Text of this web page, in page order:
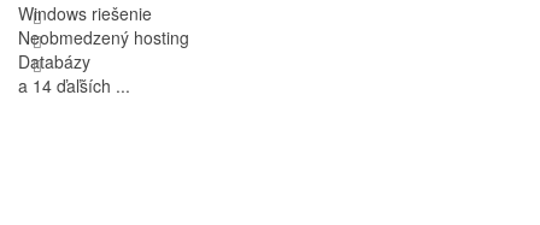
Windows riešenie
Neobmedzený hosting
Databázy
a 14 ďaľších ...